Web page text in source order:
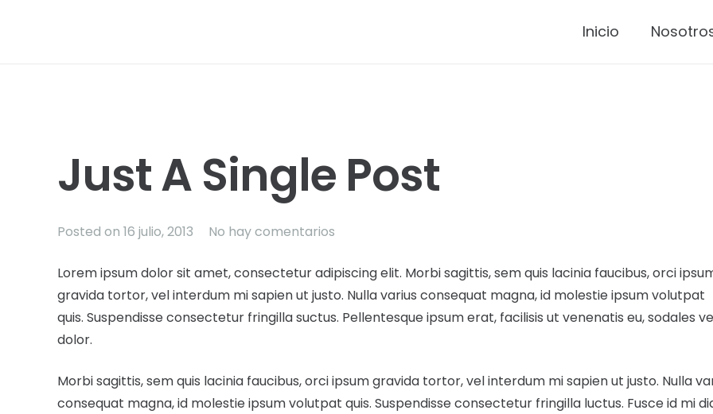
Inicio
Just A Single Post
Posted on 16 julio, 2013 No hay comentarios
Lorem ipsum dolor sit amet, consectetur adipiscing elit. Morbi sagittis, sem quis lacinia faucibus, orci
gravida tortor, vel interdum mi sapien ut justo. Nulla varius consequat magna, id molestie ipsum volutpat
quis. Suspendisse consectetur fringilla suctus. Pellentesque ipsum erat, facilisis ut venenatis eu, sodales
dolor.
Morbi sagittis, sem quis lacinia faucibus, orci ipsum gravida tortor, vel interdum mi sapien ut justo. Nulla
consequat magna, id molestie ipsum volutpat quis. Suspendisse consectetur fringilla luctus. Fusce id mi